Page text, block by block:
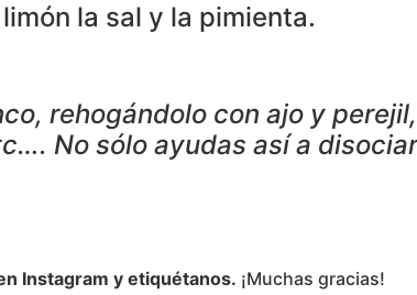
la sal y la pimienta.
rehogándolo con ajo y
No sólo ayudas así a
Instagram y etiquétanos. ¡Muchas gracias!